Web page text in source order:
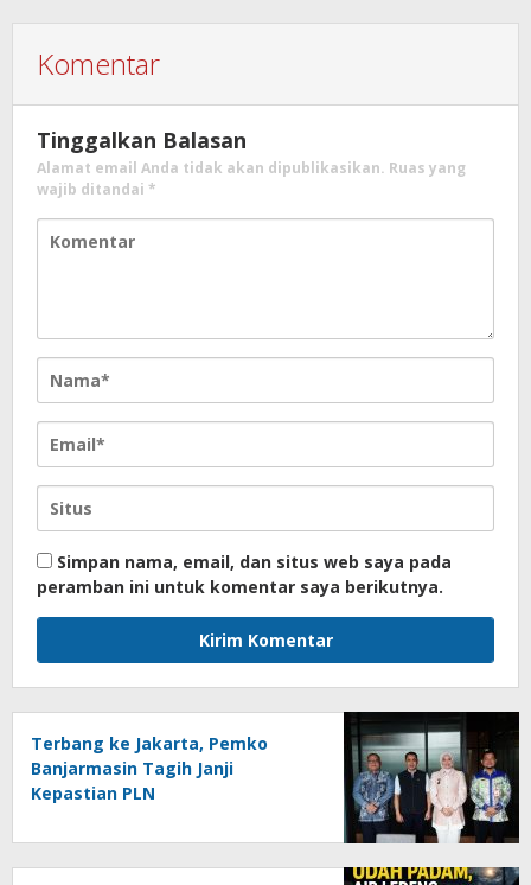
Komentar
Tinggalkan Balasan
Alamat email Anda tidak akan dipublikasikan. Ruas yang
wajib ditandai *
Simpan nama, email, dan situs web saya pada
peramban ini untuk komentar saya berikutnya.
Terbang ke Jakarta, Pemko
Banjarmasin Tagih Janji
Kepastian PLN